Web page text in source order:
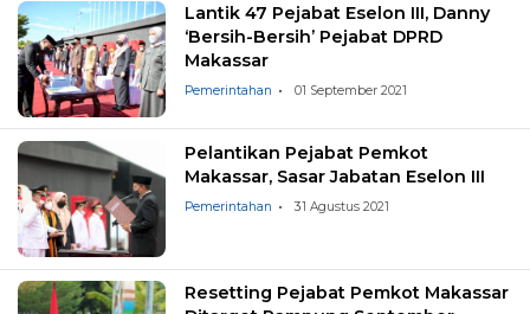
Lantik 47 Pejabat Eselon III, Danny
‘Bersih-Bersih’ Pejabat DPRD
Makassar
Pemerintahan 01 September 2021
Pelantikan Pejabat Pemkot
Makassar, Sasar Jabatan Eselon III
Pemerintahan 31 Agustus 2021
Resetting Pejabat Pemkot Makassar